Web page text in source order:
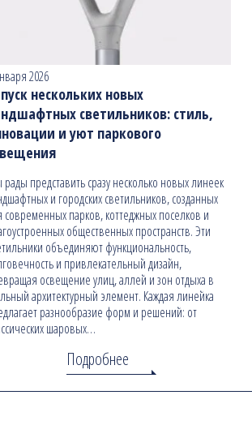
2026
нескольких новых
светильников: стиль,
и уют паркового
представить сразу несколько новых линеек
и городских светильников, созданных
современных парков, коттеджных поселков и
общественных пространств. Эти
объединяют функциональность,
и привлекательный дизайн,
освещение улиц, аллей и зон отдыха в
архитектурный элемент. Каждая линейка
разнообразие форм и решений: от
шаровых…
Подробнее